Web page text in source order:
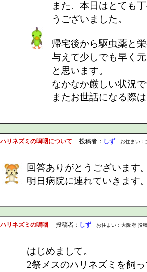
また、本日はとても
うございました。
帰宅後から駆虫薬と
与えて少しでも早く
と思います。
なかなか厳しい状況
またお世話になる際
ハリネズミの嗚咽について 投稿者： しず お住まい：
回答ありがとうございます
明日病院に連れていきます
ハリネズミの嗚咽 投稿者： しず お住まい：大阪府 投稿
はじめまして。
2祭メスのハリネズミを飼